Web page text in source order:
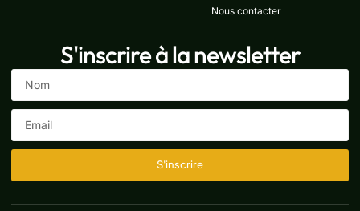
Nous contacter
S'inscrire à la newsletter
S'inscrire